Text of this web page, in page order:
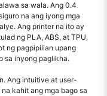
sa wala. Ang 0.4
na ang iyong mga
Ang printer na ito ay
ng PLA, ABS, at TPU,
ng pagpipilian upang
sa inyong paglikha.
Ang intuitive at user-
kahit ang mga bago sa